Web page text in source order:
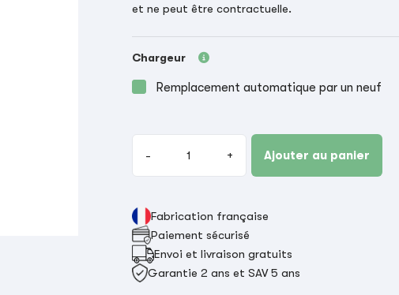
et ne peut être contractuelle.
Chargeur
Remplacement automatique par un neuf
- + Ajouter au panier
Fabrication française
Paiement sécurisé
Envoi et livraison gratuits
Garantie 2 ans et SAV 5 ans